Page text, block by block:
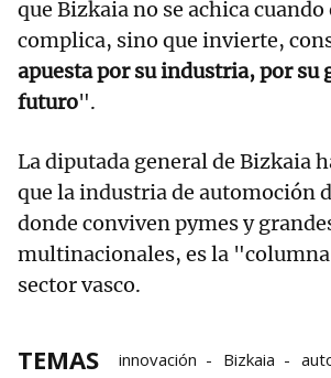
que Bizkaia no se achica
complica, sino que invierte,
apuesta por su industria, por su
futuro".
La diputada general de Bizkaia
que la industria de automoción
donde conviven pymes y
multinacionales, es la
sector vasco.
TEMAS innovación Bizkaia